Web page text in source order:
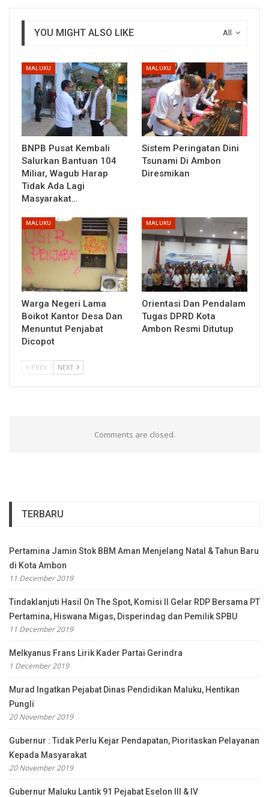
All
YOU MIGHT ALSO LIKE
MALUKU
BNPB Pusat Kembali
Salurkan Bantuan 104
Miliar, Wagub Harap
Tidak Ada Lagi
Masyarakat…
MALUKU
Sistem Peringatan Dini
Tsunami Di Ambon
Diresmikan
MALUKU
Warga Negeri Lama
Boikot Kantor Desa Dan
Menuntut Penjabat
Dicopot
MALUKU
Orientasi Dan Pendalam
Tugas DPRD Kota
Ambon Resmi Ditutup
PREV NEXT
Comments are closed.
TERBARU
Pertamina Jamin Stok BBM Aman Menjelang Natal & Tahun Baru
di Kota Ambon
11 December 2019
Tindaklanjuti Hasil On The Spot, Komisi II Gelar RDP Bersama PT
Pertamina, Hiswana Migas, Disperindag dan Pemilik SPBU
11 December 2019
Melkyanus Frans Lirik Kader Partai Gerindra
1 December 2019
Murad Ingatkan Pejabat Dinas Pendidikan Maluku, Hentikan
Pungli
20 November 2019
Gubernur : Tidak Perlu Kejar Pendapatan, Pioritaskan Pelayanan
Kepada Masyarakat
20 November 2019
Gubernur Maluku Lantik 91 Pejabat Eselon III & IV